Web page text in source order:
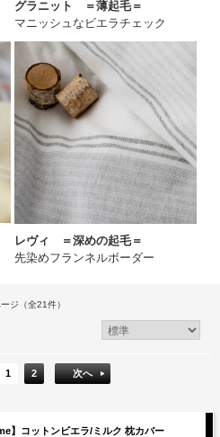
グラニット ＝薄起毛＝
マニッシュなビエラチェック
レヴィ ＝深めの起毛＝
先染めフランネルボーダー
ジ （全21件）
1 2 次へ
】コットンビエラ/ミルク 枕カバー